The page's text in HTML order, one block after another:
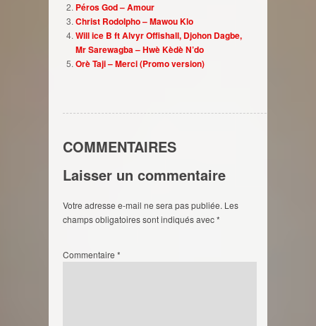
Péros God – Amour
Christ Rodolpho – Mawou Klo
Will ice B ft Alvyr Offishall, Djohon Dagbe,
Mr Sarewagba – Hwè Kèdè N’do
Orè Taji – Merci (Promo version)
COMMENTAIRES
Laisser un commentaire
Votre adresse e-mail ne sera pas publiée. Les
champs obligatoires sont indiqués avec*
Commentaire *